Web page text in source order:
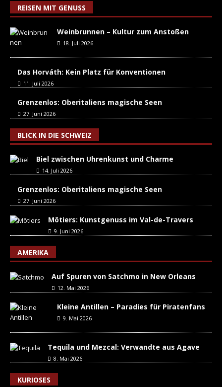
REISEN MIT GENUSS
Weinbrunnen – Kultur zum Anstoßen
18. Juli 2026
Das Horváth: Kein Platz für Konventionen
11. Juli 2026
Grenzenlos: Oberitaliens magische Seen
27. Juni 2026
BLICK IN DIE SCHWEIZ
Biel zwischen Uhrenkunst und Charme
14. Juli 2026
Grenzenlos: Oberitaliens magische Seen
27. Juni 2026
Môtiers: Kunstgenuss im Val-de-Travers
9. Juni 2026
AMERIKA
Auf Spuren von Satchmo in New Orleans
12. Mai 2026
Kleine Antillen – Paradies für Piratenfans
9. Mai 2026
Tequila und Mezcal: Verwandte aus Agave
8. Mai 2026
KURIOSES